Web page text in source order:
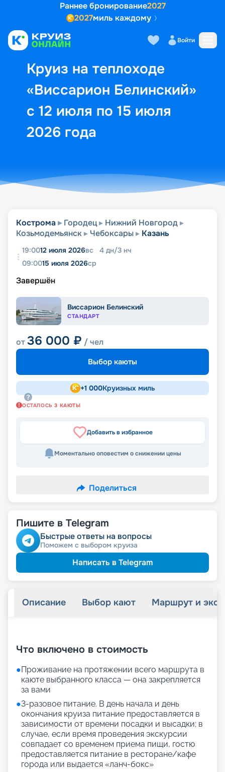
Раннее бронирование2027
2027миль каждому
Войти
Круиз на теплоходе
«Виссарион Белинский»
с 12 июля по 15 июля
2026 года
Выбор кают Маршрут и
Кострома Городец
Нижний Новгород
Козьмодемьянск
Чебоксары Казань
19:0012 июля 2026вс 4 дн/3 нч
09:0015 июля 2026ср
Завершён
Виссарион Белинский
СТАНДАРТ
от36 000 ₽ / чел
Выбор каюты
+1 000Круизных миль
ОСТАЛОСЬ 3 КАЮТЫ
Добавить в избранное
Моментально оповестим о снижении цены
Поделиться
Пишите в Telegram
Быстрые ответы на вопросы
Поможем с выбором круиза
Написать в Telegram
Описание Выбор кают Маршрут и
Что включено в стоимость
●Проживание на протяжении всего маршрута в
каюте выбранного класса — она закрепляется
за вами
●3-разовое питание. В день начала и день
окончания круиза питание предоставляется в
зависимости от времени посадки и высадки; в
случае, если время проведения экскурсии
совпадает со временем приема пищи, гостю
предоставляется питание в ресторане/кафе
города или выдается «ланч-бокс»